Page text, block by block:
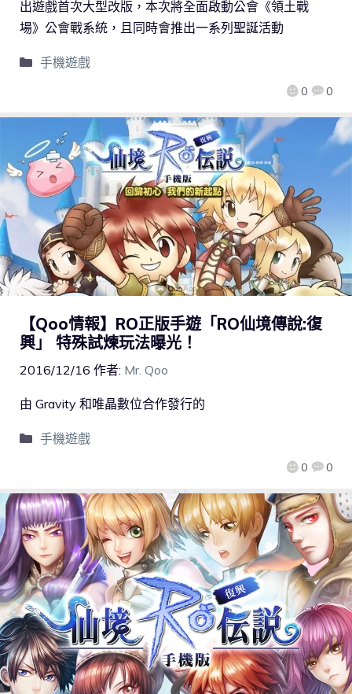
0 0
出遊戲首次大型改版，本次將全面啟動公會《領土戰
場》公會戰系統，且同時會推出一系列聖誕活動
手機遊戲
【Qoo情報】RO正版手遊「RO仙境傳說:復
興」 特殊試煉玩法曝光！
2016/12/16 作者: Mr. Qoo
0 0
由 Gravity 和唯晶數位合作發行的
手機遊戲